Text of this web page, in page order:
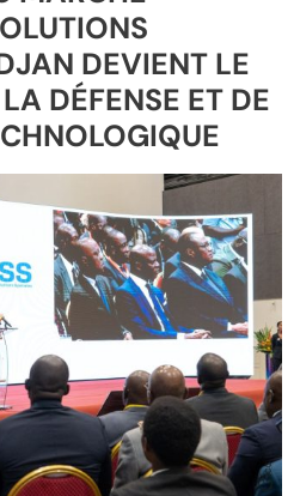
DEVIENT LE
DÉFENSE ET DE